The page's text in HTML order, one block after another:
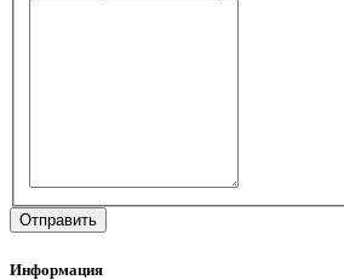
Информация